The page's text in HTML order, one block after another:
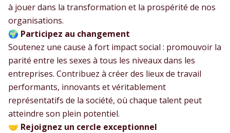
à jouer dans la transformation et la prospérité de nos
organisations.
🌍 Participez au changement
Soutenez une cause à fort impact social : promouvoir la
parité entre les sexes à tous les niveaux dans les
entreprises. Contribuez à créer des lieux de travail
performants, innovants et véritablement
représentatifs de la société, où chaque talent peut
atteindre son plein potentiel.
🤝 Rejoignez un cercle exceptionnel